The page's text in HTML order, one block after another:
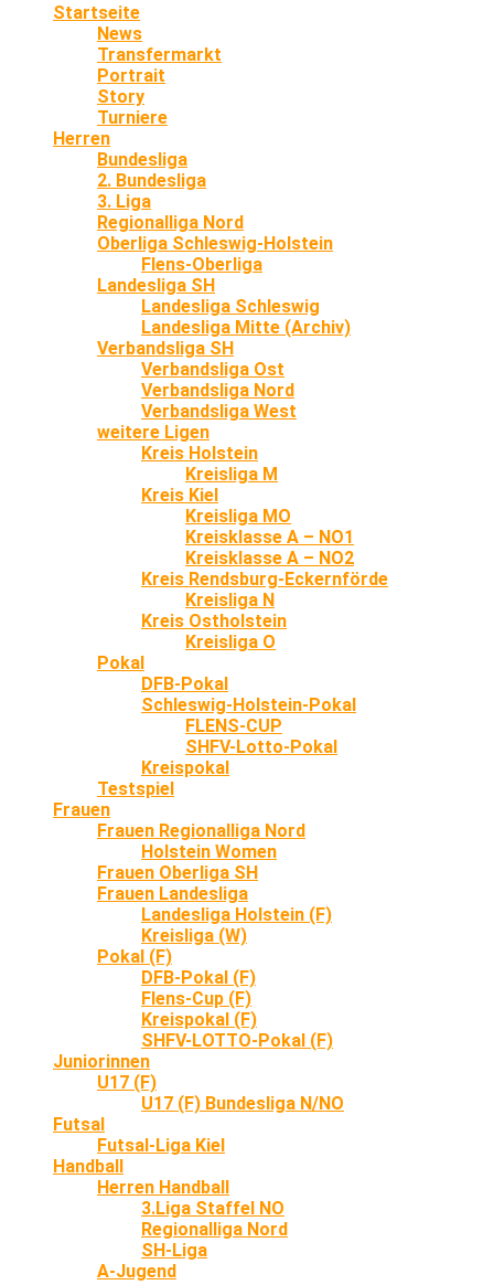
Startseite
News
Transfermarkt
Portrait
Story
Turniere
Herren
Bundesliga
2. Bundesliga
3. Liga
Regionalliga Nord
Oberliga Schleswig-Holstein
Flens-Oberliga
Landesliga SH
Landesliga Schleswig
Landesliga Mitte (Archiv)
Verbandsliga SH
Verbandsliga Ost
Verbandsliga Nord
Verbandsliga West
weitere Ligen
Kreis Holstein
Kreisliga M
Kreis Kiel
Kreisliga MO
Kreisklasse A – NO1
Kreisklasse A – NO2
Kreis Rendsburg-Eckernförde
Kreisliga N
Kreis Ostholstein
Kreisliga O
Pokal
DFB-Pokal
Schleswig-Holstein-Pokal
FLENS-CUP
SHFV-Lotto-Pokal
Kreispokal
Testspiel
Frauen
Frauen Regionalliga Nord
Holstein Women
Frauen Oberliga SH
Frauen Landesliga
Landesliga Holstein (F)
Kreisliga (W)
Pokal (F)
DFB-Pokal (F)
Flens-Cup (F)
Kreispokal (F)
SHFV-LOTTO-Pokal (F)
Juniorinnen
U17 (F)
U17 (F) Bundesliga N/NO
Futsal
Futsal-Liga Kiel
Handball
Herren Handball
3.Liga Staffel NO
Regionalliga Nord
SH-Liga
A-Jugend